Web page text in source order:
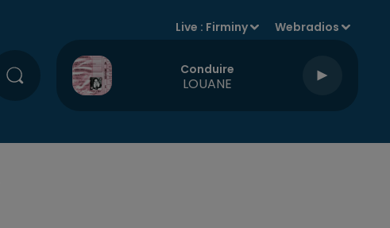
Live : Firminy Webradios
Conduire
LOUANE